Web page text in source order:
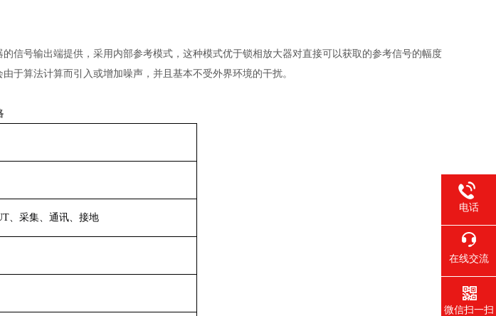
信号输出端提供，采用内部参考模式，这种模式优于锁相放大器对直接可以获取的参考信号的幅度
于算法计算而引入或增加噪声，并且基本不受外界环境的干扰。
、采集、通讯、接地
电话
在线交流
微信扫一扫